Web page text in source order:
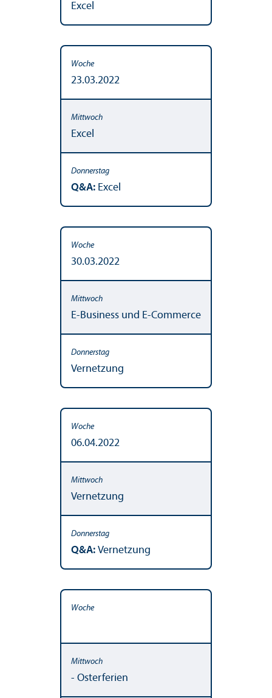
Excel
23.03.2022
Excel
Q&A: Excel
30.03.2022
E-Business und E-Commerce
Vernetzung
06.04.2022
Vernetzung
Q&A: Vernetzung
- Osterferien